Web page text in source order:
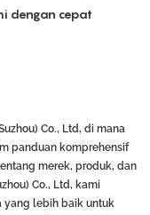
dengan cepat
Co., Ltd, di mana
panduan komprehensif
merek, produk, dan
Co., Ltd, kami
yang lebih baik untuk